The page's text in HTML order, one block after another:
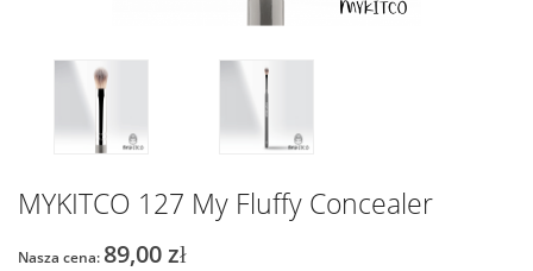
MYKITCO 127 My Fluffy Concealer
Nasza cena: 89,00 zł